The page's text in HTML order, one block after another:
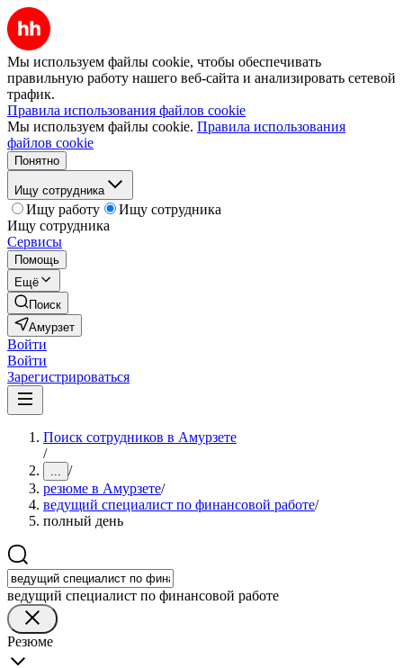
Мы используем файлы cookie, чтобы обеспечивать
правильную работу нашего веб-сайта и анализировать сетевой
трафик.
Правила использования файлов cookie
Мы используем файлы cookie. Правила использования
файлов cookie
Понятно
Ищу сотрудника
Ищу работу
Ищу сотрудника
Ищу сотрудника
Сервисы
Помощь
Ещё
Поиск
Амурзет
Войти
Войти
Зарегистрироваться
Поиск сотрудников в Амурзете
/
... /
резюме в Амурзете/
ведущий специалист по финансовой работе/
полный день
ведущий специалист по финансовой работе
Резюме